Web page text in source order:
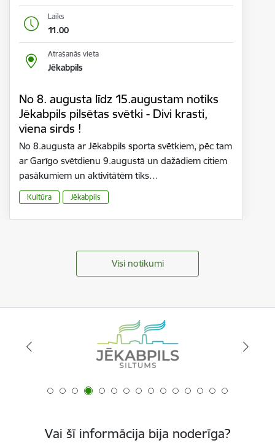
Laiks
11.00
Atrašanās vieta
Jēkabpils
No 8. augusta līdz 15.augustam notiks
Jēkabpils pilsētas svētki - Divi krasti,
viena sirds !
No 8.augusta ar Jēkabpils sporta svētkiem, pēc tam
ar Garīgo svētdienu 9.augustā un dažādiem citiem
pasākumiem un aktivitātēm tiks…
Kultūra Jēkabpils
Visi notikumi
Vai šī informācija bija noderīga?